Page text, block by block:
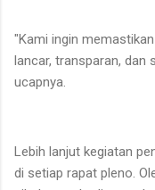
"Kami ingin
lancar, transparan, dan
ucapnya.
Lebih lanjut kegiatan
di setiap rapat pleno.